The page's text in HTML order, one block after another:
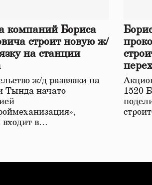
компаний Бориса
строит новую ж/
на станции
ж/д развязки на
Тында начато
входит в…
1520